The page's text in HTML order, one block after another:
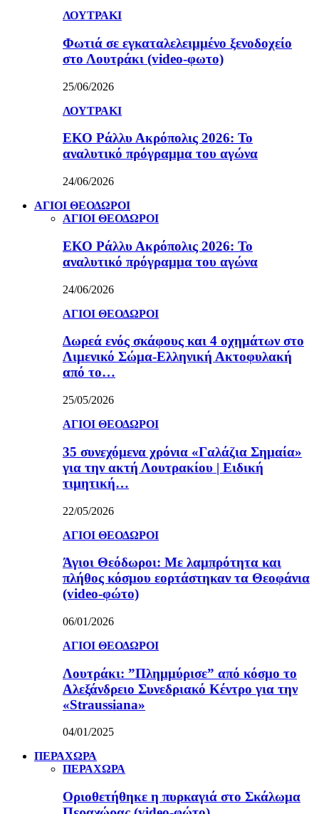
ΛΟΥΤΡΑΚΙ
Φωτιά σε εγκαταλελειμμένο ξενοδοχείο
στο Λουτράκι (video-φωτο)
25/06/2026
ΛΟΥΤΡΑΚΙ
ΕΚΟ Ράλλυ Ακρόπολις 2026: Το
αναλυτικό πρόγραμμα του αγώνα
24/06/2026
ΑΓΙΟΙ ΘΕΟΔΩΡΟΙ
ΑΓΙΟΙ ΘΕΟΔΩΡΟΙ
ΕΚΟ Ράλλυ Ακρόπολις 2026: Το
αναλυτικό πρόγραμμα του αγώνα
24/06/2026
ΑΓΙΟΙ ΘΕΟΔΩΡΟΙ
Δωρεά ενός σκάφους και 4 οχημάτων στο
Λιμενικό Σώμα-Ελληνική Ακτοφυλακή
από το…
25/05/2026
ΑΓΙΟΙ ΘΕΟΔΩΡΟΙ
35 συνεχόμενα χρόνια «Γαλάζια Σημαία»
για την ακτή Λουτρακίου | Ειδική
τιμητική…
22/05/2026
ΑΓΙΟΙ ΘΕΟΔΩΡΟΙ
Άγιοι Θεόδωροι: Με λαμπρότητα και
πλήθος κόσμου εορτάστηκαν τα Θεοφάνια
(video-φώτο)
06/01/2026
ΑΓΙΟΙ ΘΕΟΔΩΡΟΙ
Λουτράκι: ”Πλημμύρισε” από κόσμο το
Αλεξάνδρειο Συνεδριακό Κέντρο για την
«Straussiana»
04/01/2025
ΠΕΡΑΧΩΡΑ
ΠΕΡΑΧΩΡΑ
Οριοθετήθηκε η πυρκαγιά στο Σκάλωμα